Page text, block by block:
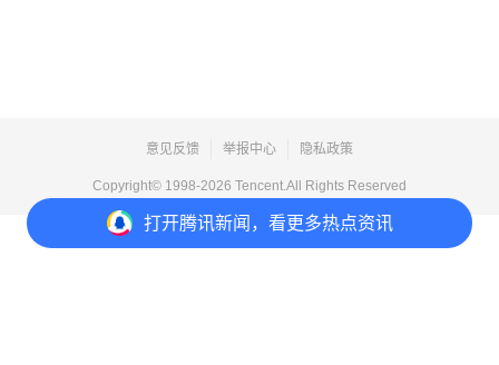
打开腾讯新闻，看更多热点资讯
意见反馈 举报中心 隐私政策
Copyright© 1998-2026 Tencent.All Rights Reserved